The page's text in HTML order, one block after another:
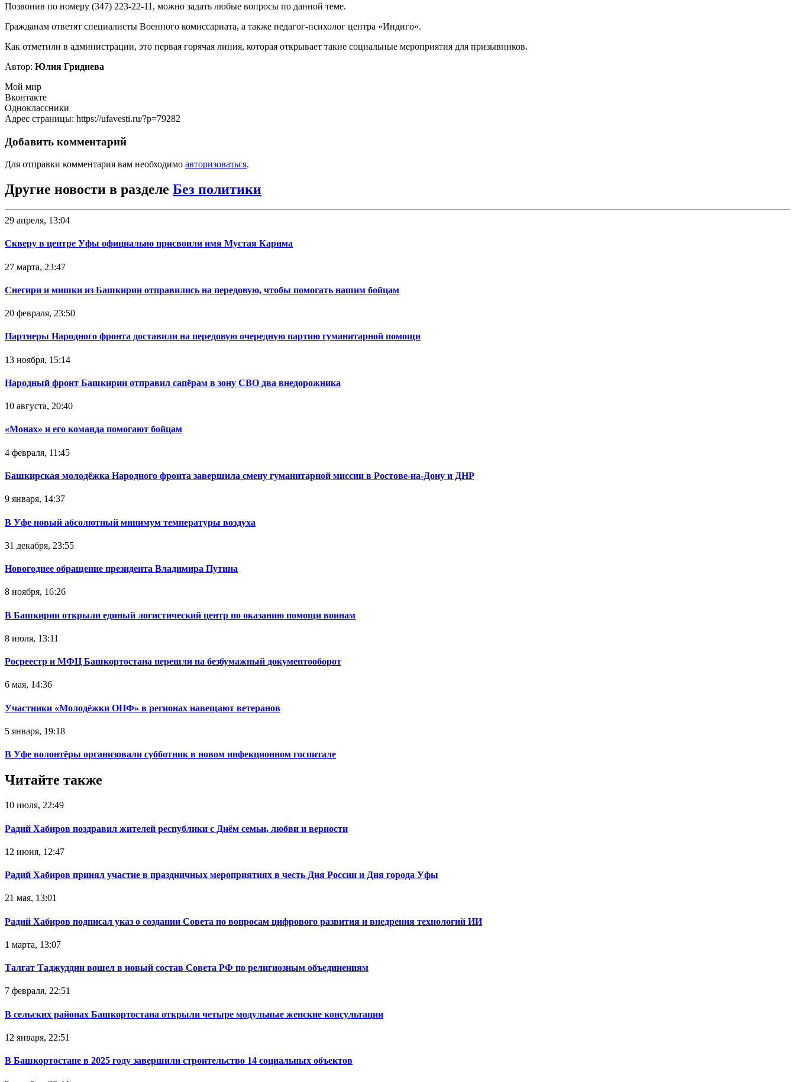
Позвонив по номеру (347) 223-22-11, можно задать любые вопросы по данной теме.
Гражданам ответят специалисты Военного комиссариата, а также педагог-психолог центра «Индиго».
Как отметили в администрации, это первая горячая линия, которая открывает такие социальные мероприятия для призывников.
Автор: Юлия Гриднева
Мой мир
Вконтакте
Одноклассники
Адрес страницы: https://ufavesti.ru/?p=79282
Добавить комментарий
Для отправки комментария вам необходимо авторизоваться.
Другие новости в разделе Без политики
29 апреля, 13:04
Скверу в центре Уфы официально присвоили имя Мустая Карима
27 марта, 23:47
Снегири и мишки из Башкирии отправились на передовую, чтобы помогать нашим бойцам
20 февраля, 23:50
Партнеры Народного фронта доставили на передовую очередную партию гуманитарной помощи
13 ноября, 15:14
Народный фронт Башкирии отправил сапёрам в зону СВО два внедорожника
10 августа, 20:40
«Монах» и его команда помогают бойцам
4 февраля, 11:45
Башкирская молодёжка Народного фронта завершила смену гуманитарной миссии в Ростове-на-Дону и ДНР
9 января, 14:37
В Уфе новый абсолютный минимум температуры воздуха
31 декабря, 23:55
Новогоднее обращение президента Владимира Путина
8 ноября, 16:26
В Башкирии открыли единый логистический центр по оказанию помощи воинам
8 июля, 13:11
Росреестр и МФЦ Башкортостана перешли на безбумажный документооборот
6 мая, 14:36
Участники «Молодёжки ОНФ» в регионах навещают ветеранов
5 января, 19:18
В Уфе волонтёры организовали субботник в новом инфекционном госпитале
Читайте также
10 июля, 22:49
Радий Хабиров поздравил жителей республики с Днём семьи, любви и верности
12 июня, 12:47
Радий Хабиров принял участие в праздничных мероприятиях в честь Дня России и Дня города Уфы
21 мая, 13:01
Радий Хабиров подписал указ о создании Совета по вопросам цифрового развития и внедрения технологий ИИ
1 марта, 13:07
Талгат Таджуддин вошел в новый состав Совета РФ по религиозным объединениям
7 февраля, 22:51
В сельских районах Башкортостана открыли четыре модульные женские консультации
12 января, 22:51
В Башкортостане в 2025 году завершили строительство 14 социальных объектов